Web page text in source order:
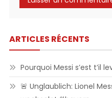
ARTICLES RÉCENTS
Pourquoi Messi s’est t’il
🚨 Unglaublich: Lionel